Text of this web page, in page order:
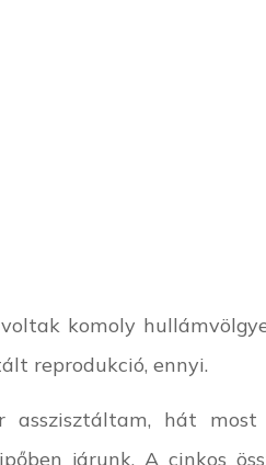
komoly
reprodukció, ennyi.
asszisztáltam, hát
járunk. A cinkos